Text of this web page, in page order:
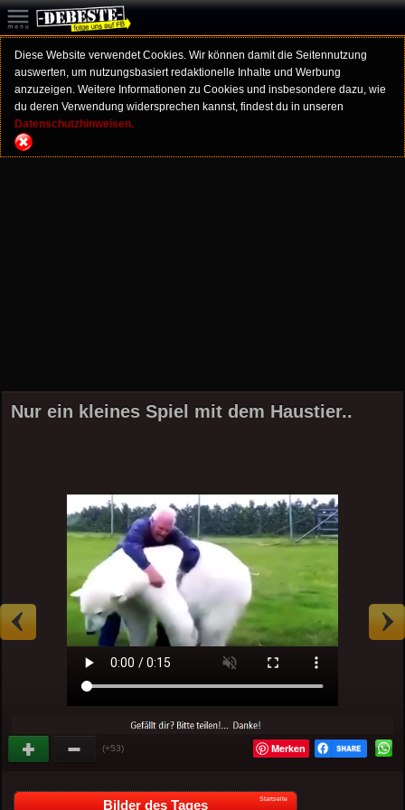
Diese Website verwendet Cookies. Wir können damit die Seitennutzung
auswerten, um nutzungsbasiert redaktionelle Inhalte und Werbung
anzuzeigen. Weitere Informationen zu Cookies und insbesondere dazu, wie
du deren Verwendung widersprechen kannst, findest du in unseren
Datenschutzhinweisen.
Nur ein kleines Spiel mit dem Haustier..
(+53) Merken
Bilder des Tages Startseite